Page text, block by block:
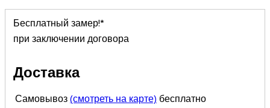
Бесплатный замер!*
при заключении договора
Доставка
Самовывоз(смотреть на карте)бесплатно